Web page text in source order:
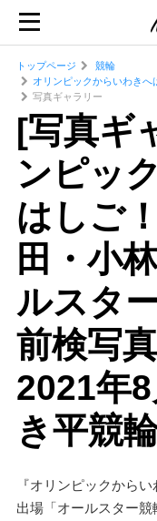
トップページ
競輪
オリンピックからいわき
写真ギャラリー
[写真ギ
ンピッ
はしご
田・小
ルスタ
前検写
2021年
き平競
『オリンピックから
出場「オールスター